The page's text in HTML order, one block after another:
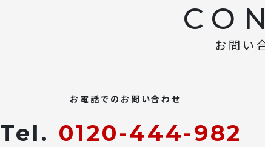
お問い
お電話でのお問い合わせ
Tel. 0120-444-982